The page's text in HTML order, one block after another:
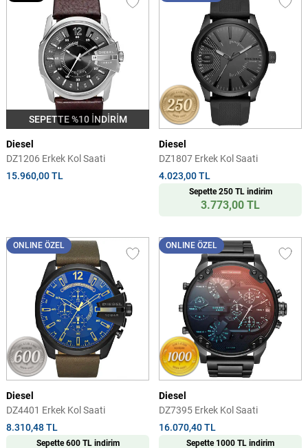
SEPETTE %10 İNDİRİM
Diesel
DZ1206 Erkek Kol Saati
15.960,00 TL
Diesel
DZ1807 Erkek Kol Saati
4.023,00 TL
Sepette 250 TL indirim
3.773,00 TL
ONLINE ÖZEL
Diesel
DZ4401 Erkek Kol Saati
8.310,48 TL
Sepette 600 TL indirim
ONLINE ÖZEL
Diesel
DZ7395 Erkek Kol Saati
16.070,40 TL
Sepette 1000 TL indirim